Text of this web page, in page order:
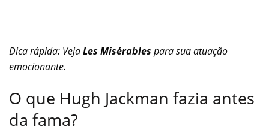
Dica rápida: VejaLes Misérables para sua atuação
emocionante.
O que Hugh Jackman fazia antes
da fama?